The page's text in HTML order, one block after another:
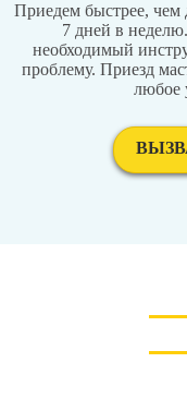
Приедем быстрее,
7 дней в
необходимый
проблему. Приезд
любое